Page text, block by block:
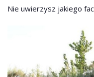
Nie uwierzysz jakiego